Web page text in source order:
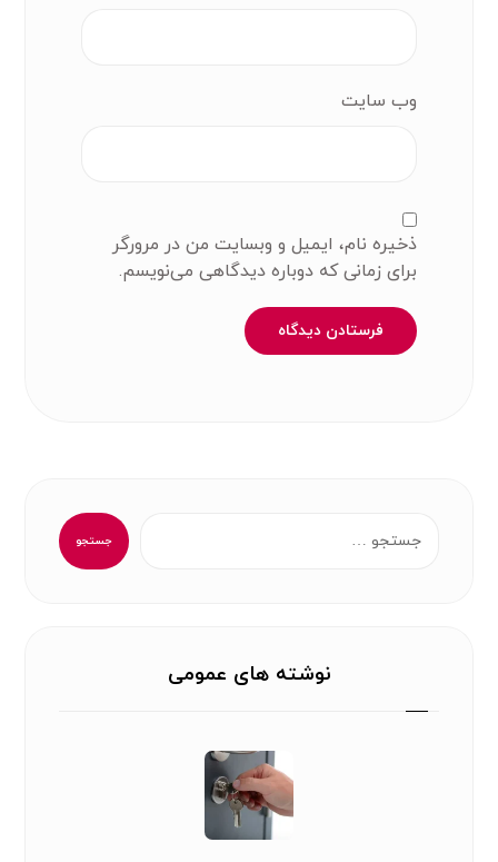
وب‌ سایت
ذخیره نام، ایمیل و وبسایت من در مرورگر
برای زمانی که دوباره دیدگاهی می‌نویسم.
فرستادن دیدگاه
جستجو
نوشته های عمومی